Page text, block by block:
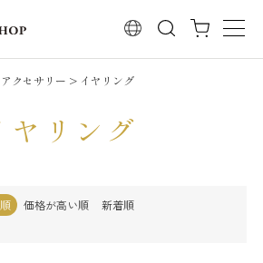
検索
クセサリー イヤリング
ヤリング
価格が高い順 新着順